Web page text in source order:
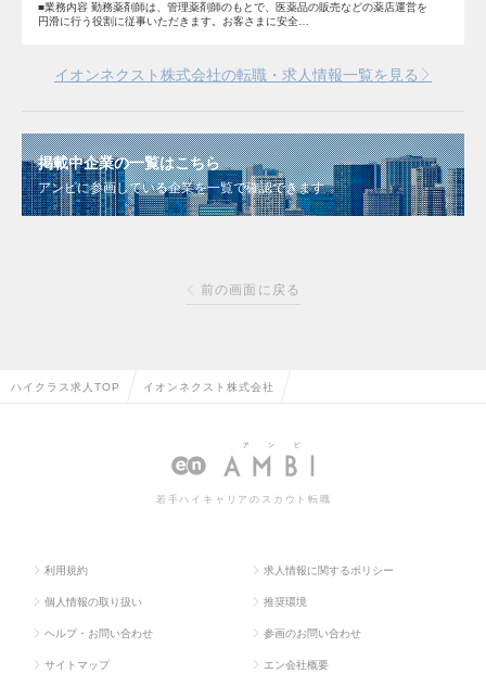
■業務内容 勤務薬剤師は、管理薬剤師のもとで、医薬品の販売などの薬店運営を
円滑に行う役割に従事いただきます。お客さまに安全…
イオンネクスト株式会社の転職・求人情報一覧を見る
掲載中企業の一覧はこちら
アンビに参画している企業を一覧で確認できます
前の画面に戻る
ハイクラス求人TOP イオンネクスト株式会社
若手ハイキャリアのスカウト転職
利用規約 求人情報に関するポリシー
個人情報の取り扱い 推奨環境
ヘルプ・お問い合わせ 参画のお問い合わせ
サイトマップ エン会社概要